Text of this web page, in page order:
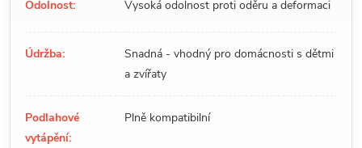
Odolnost: Vysoká odolnost proti oděru a deformaci
Údržba:
Snadná - vhodný pro domácnosti s dětmi
a zvířaty
Podlahové
vytápění:
Plně kompatibilní